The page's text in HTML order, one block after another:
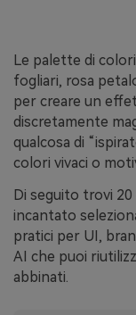
Le palette di
fogliari, rosa
per creare un
discretamente
qualcosa di
colori vivaci o
Di seguito trovi
incantato
pratici per UI,
AI che puoi
abbinati.